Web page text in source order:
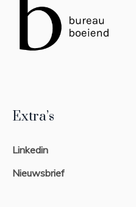
Extra’s
Linkedin
Nieuwsbrief